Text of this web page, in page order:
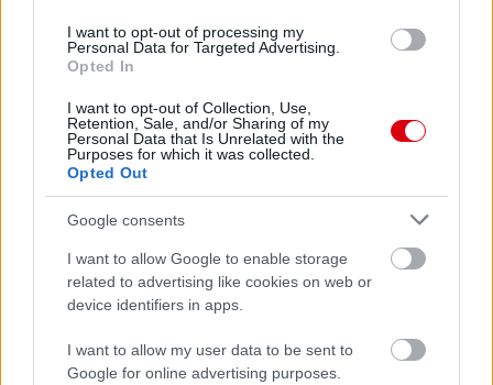
I want to opt-out of processing my
Personal Data for Targeted Advertising.
Opted In
I want to opt-out of Collection, Use,
Retention, Sale, and/or Sharing of my
Personal Data that Is Unrelated with the
Purposes for which it was collected.
Opted Out
Google consents
I want to allow Google to enable storage
related to advertising like cookies on web or
device identifiers in apps.
I want to allow my user data to be sent to
Google for online advertising purposes.
Meccs Center